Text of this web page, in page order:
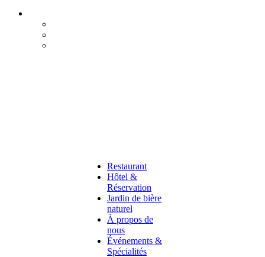
Restaurant
Hôtel &
Réservation
Jardin de bière
naturel
À propos de
nous
Événements &
Spécialités